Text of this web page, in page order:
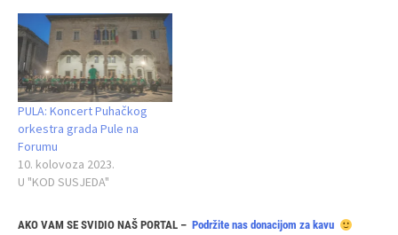
PULA: Koncert Puhačkog
orkestra grada Pule na
Forumu
10. kolovoza 2023.
U "KOD SUSJEDA"
AKO VAM SE SVIDIO NAŠ PORTAL – Podržite nas donacijom za kavu